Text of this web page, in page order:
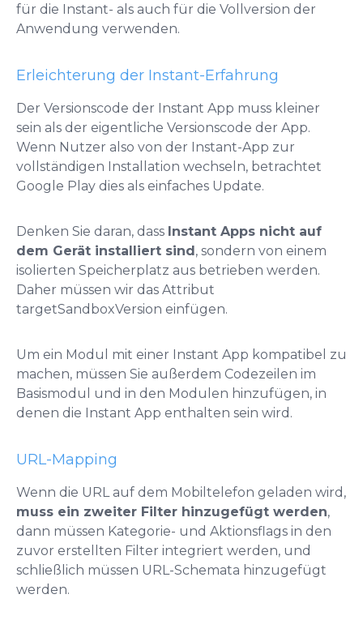
für die Instant- als auch für die Vollversion der
Anwendung verwenden.
Erleichterung der Instant-Erfahrung
Der Versionscode der Instant App muss kleiner
sein als der eigentliche Versionscode der App.
Wenn Nutzer also von der Instant-App zur
vollständigen Installation wechseln, betrachtet
Google Play dies als einfaches Update.
Denken Sie daran, dass Instant Apps nicht auf
dem Gerät installiert sind, sondern von einem
isolierten Speicherplatz aus betrieben werden.
Daher müssen wir das Attribut
targetSandboxVersion einfügen.
Um ein Modul mit einer Instant App kompatibel zu
machen, müssen Sie außerdem Codezeilen im
Basismodul und in den Modulen hinzufügen, in
denen die Instant App enthalten sein wird.
URL-Mapping
Wenn die URL auf dem Mobiltelefon geladen wird,
muss ein zweiter Filter hinzugefügt werden,
dann müssen Kategorie- und Aktionsflags in den
zuvor erstellten Filter integriert werden, und
schließlich müssen URL-Schemata hinzugefügt
werden.